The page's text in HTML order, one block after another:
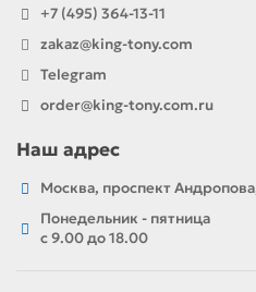
+7 (495) 364-13-11
zakaz@king-tony.com
Telegram
order@king-tony.com.ru
Наш адрес
Москва, проспект
Понедельник - пятница
c 9.00 до 18.00